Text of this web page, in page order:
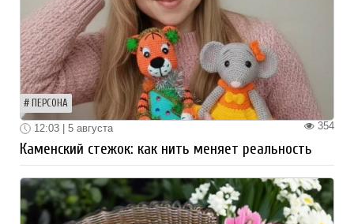
ПЕРСОНА
354
12:03 | 5 августа
Каменский стежок: как нить меняет реальность